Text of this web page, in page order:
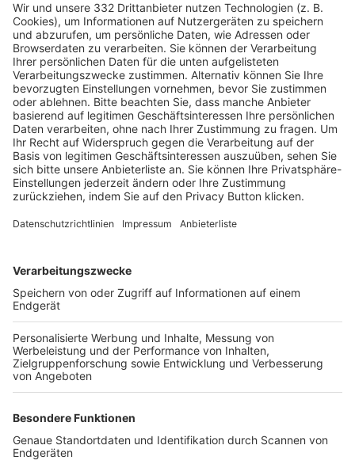
HÄUFIG BESUCHTE SEITEN
Pässe und Vereinswechsel
Trainerausbildung
Schulungsangebot Vereinsmitarbeiter
BFV-Geschäftsstellen
Trainerbörse
Login SpielPlus
FOLGE DEM BFV
TOP-VEREINE
TOP-PARTNER